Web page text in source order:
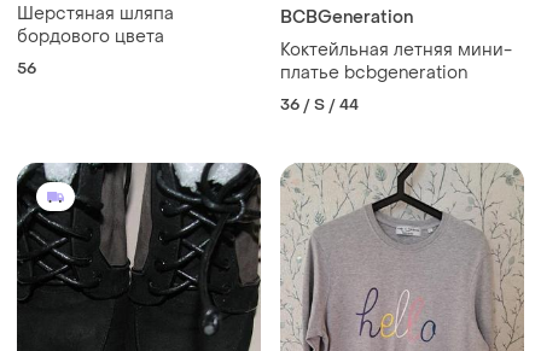
Шерстяная шляпа
бордового цвета
56
BCBGeneration
Коктейльная летняя мини-
платье bcbgeneration
36 / S / 44